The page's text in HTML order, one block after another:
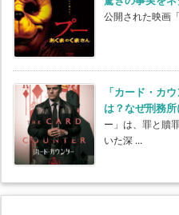
公開された映画
「カード・カ
は？なぜ刑務
ー」は、罪と贖
いた深 ...